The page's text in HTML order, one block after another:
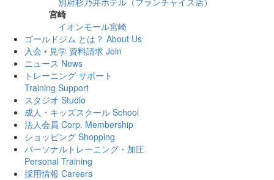
宮崎
イオンモール宮崎
ゴールドジム とは？ About Us
入会 • 見学 資料請求 Join
ニュース News
トレーニング サポート
Training Support
スタジオ Studio
成人・キッズスクール School
法人会員 Corp. Membership
ショッピング Shopping
パーソナルトレーニング・加圧
Personal Training
採用情報 Careers